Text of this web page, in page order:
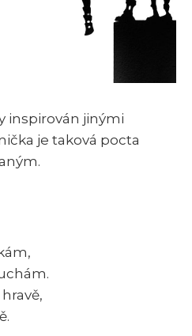
inspirován jinými
je taková pocta